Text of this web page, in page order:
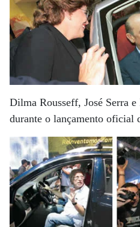
Dilma Rousseff, José Serra
durante o lançamento oficial